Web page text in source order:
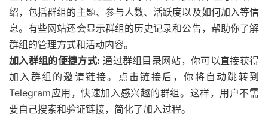
绍，包括群组的主题、参与人数、活跃度以及如何加入等信
息。有些网站还会显示群组的历史记录和公告，帮助你了解
群组的管理方式和活动内容。
加入群组的便捷方式: 通过群组目录网站，你可以直接获得
加入群组的邀请链接。点击链接后，你将自动跳转到
Telegram应用，快速加入感兴趣的群组。这样，用户不需
要自己搜索和验证链接，简化了加入过程。